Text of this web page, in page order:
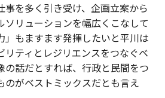
事を多く引き受け、企画立案から
ソリューションを幅広くこなして
」もますます発揮したいと平川は
リティとレジリエンスをつなぐベ
の話だとすれば、行政と民間をつ
のがベストミックスだとも言え